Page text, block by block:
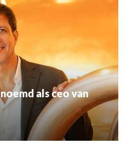
als ceo van